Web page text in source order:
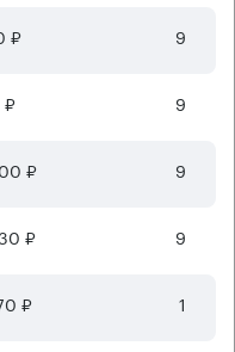
₽ 9
₽ 9
₽ 9
₽ 9
₽ 1